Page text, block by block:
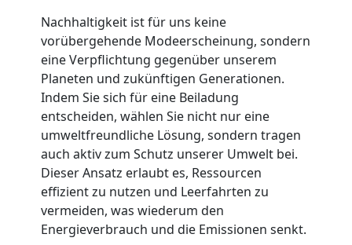
Nachhaltigkeit ist für uns keine
vorübergehende Modeerscheinung, sondern
eine Verpflichtung gegenüber unserem
Planeten und zukünftigen Generationen.
Indem Sie sich für eine Beiladung
entscheiden, wählen Sie nicht nur eine
umweltfreundliche Lösung, sondern tragen
auch aktiv zum Schutz unserer Umwelt bei.
Dieser Ansatz erlaubt es, Ressourcen
effizient zu nutzen und Leerfahrten zu
vermeiden, was wiederum den
Energieverbrauch und die Emissionen senkt.
Klaviertransport
Feldkirch
Privatumzug
Feldkirch
Tresortransport